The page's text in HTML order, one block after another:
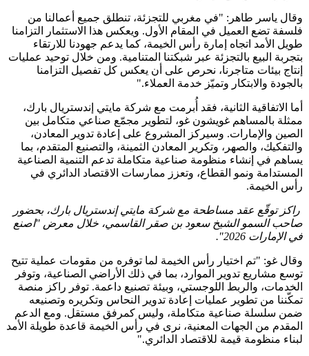
وقال ياسر طاهر: "في مغربي للتجزئة، تنطلق جميع أعمالنا من
فلسفة تضع العميل في المقام الأول. ويعكس هذا الاستثمار التزامنا
طويل الأمد اتجاه إمارة رأس الخيمة، كما يدعم جهودنا للارتقاء
بتجربة البيع بالتجزئة عبر شبكتنا المتنامية. ومن خلال توحيد عمليات
إنتاج بيئات متاجرنا، نحرص على أن يعكس كل تفصيل التزامنا
بالجودة والابتكار وتميّز خدمة العملاء."
أما الاتفاقية الثانية، فقد أُبرمت مع شركة مايتي إندستريال بارك،
ممثلة بالمساهم غويشون غو، لتطوير مجمّع صناعي متكامل بين
الصين والإمارات. وسيركز المشروع على إعادة تدوير المعادن،
والتفكيك، والصهر، وتكرير المعادن الثمينة، والتصنيع المتقدم، بما
يساهم في إنشاء منظومة صناعية متكاملة تدعم التنمية الصناعية
المستدامة ونمو القطاع، وتعزز ممارسات الاقتصاد الدائري في
رأس الخيمة.
راكز توقّع عقد مساطحة مع شركة مايتي إندستريال بارك، بحضور
صاحب السمو الشيخ سعود بن صقر القاسمي، خلال معرض "اصنع
في الإمارات 2026".
وقال غو: "تم اختيار رأس الخيمة لما توفره من مقومات عملية تتيح
توسع مشاريع تدوير الموارد، بما في ذلك الأراضي الصناعية، وتوفر
الخدمات، والربط اللوجستي، وبيئة تصنيع داعمة. توفر راكز منصة
تمكّننا من تطوير عمليات إعادة تدوير النحاس وتكريره وتصنيعه
ضمن سلسلة صناعية متكاملة، وليس كمرفق مستقل. ومع الدعم
المقدم من الجهات المعنية، نرى في رأس الخيمة قاعدة طويلة الأمد
لبناء منظومة قيمة للاقتصاد الدائري."